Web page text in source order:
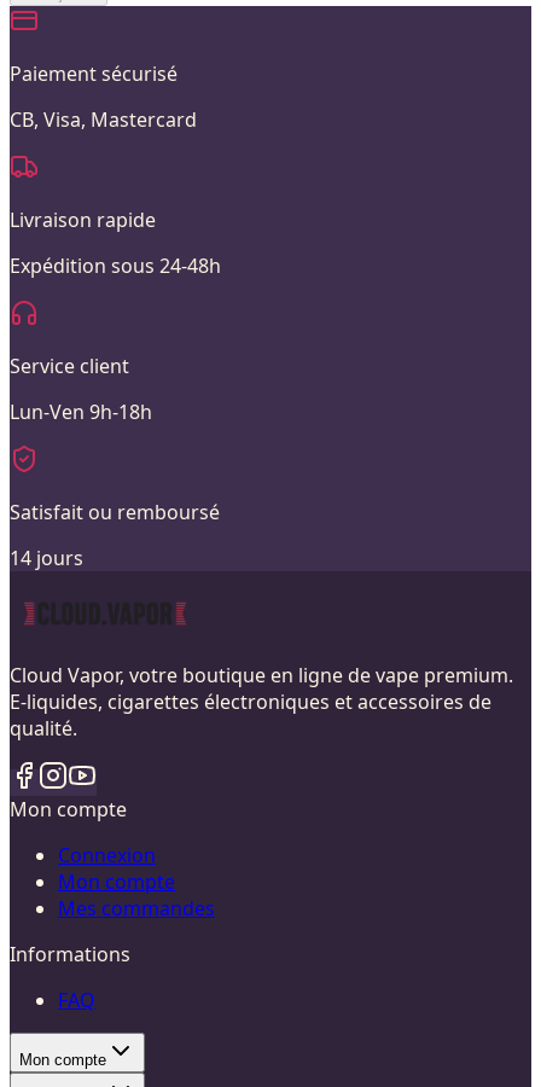
Paiement sécurisé
CB, Visa, Mastercard
Livraison rapide
Expédition sous 24-48h
Service client
Lun-Ven 9h-18h
Satisfait ou remboursé
14 jours
Cloud Vapor, votre boutique en ligne de vape premium.
E-liquides, cigarettes électroniques et accessoires de
qualité.
Mon compte
Connexion
Mon compte
Mes commandes
Informations
FAQ
Mon compte